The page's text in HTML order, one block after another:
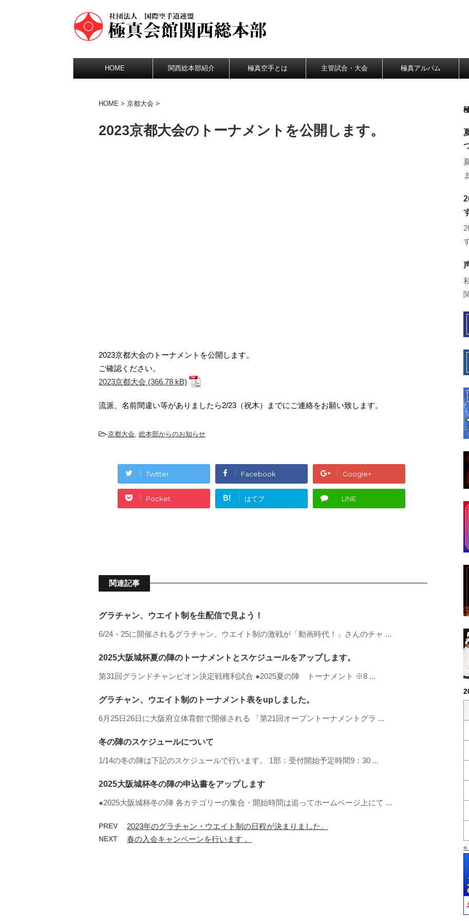
HOME 関西総本部紹介 極真空手とは 主管試合・大会 極真アルバム
HOME > 京都大会 >
2023京都大会のトーナメントを公開します。
2023京都大会のトーナメントを公開します。
ご確認ください。
2023京都大会
流派、名前間違い等がありましたら2/23（祝木）までにご連絡をお願い致します。
-京都大会, 総本部からのお知らせ
Twitter Facebook Google+
Pocket B! はてブ LINE
関連記事
グラチャン、ウエイト制を生配信で見よう！
6/24・25に開催されるグラチャン、ウエイト制の激戦が「動画時代！」さんのチャ ...
2025大阪城杯夏の陣のトーナメントとスケジュールをアップします。
第31回グランドチャンピオン決定戦権利試合 ●2025夏の陣 トーナメント ※8 ...
グラチャン、ウエイト制のトーナメント表をupしました。
6月25日26日に大阪府立体育館で開催される 「第21回オープントーナメントグラ ...
冬の陣のスケジュールについて
1/14の冬の陣は下記のスケジュールで行います。 1部：受付開始予定時間9：30 ...
2025大阪城杯冬の陣の申込書をアップします
●2025大阪城杯冬の陣 各カテゴリーの集合・開始時間は追ってホームページ上にて ...
PREV 2023年のグラチャン・ウエイト制の日程が決まりました。
NEXT 春の入会キャンペーンを行います 。
«